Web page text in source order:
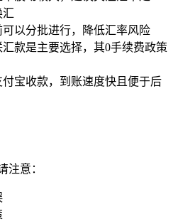
汇
可以分批进行，降低汇率风险
款是主要选择，其0手续费政策
付宝收款，到账速度快且便于后
注意：